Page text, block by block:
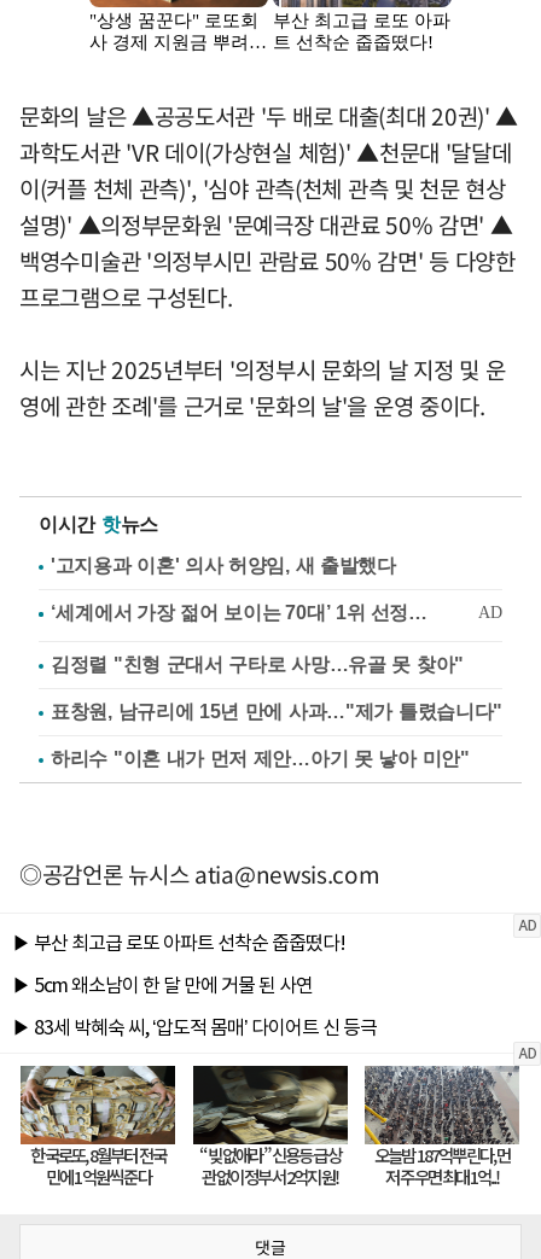
문화의 날은 ▲공공도서관 '두 배로 대출(최대 20권)' ▲
과학도서관 'VR 데이(가상현실 체험)' ▲천문대 '달달데
이(커플 천체 관측)', '심야 관측(천체 관측 및 천문 현상
설명)' ▲의정부문화원 '문예극장 대관료 50% 감면' ▲
백영수미술관 '의정부시민 관람료 50% 감면' 등 다양한
프로그램으로 구성된다.
시는 지난 2025년부터 '의정부시 문화의 날 지정 및 운
영에 관한 조례'를 근거로 '문화의 날'을 운영 중이다.
이시간 핫뉴스
'고지용과 이혼' 의사 허양임, 새 출발했다
김정렬 "친형 군대서 구타로 사망…유골 못 찾아"
표창원, 남규리에 15년 만에 사과…"제가 틀렸습니다"
하리수 "이혼 내가 먼저 제안…아기 못 낳아 미안"
◎공감언론 뉴시스atia@newsis.com
댓글